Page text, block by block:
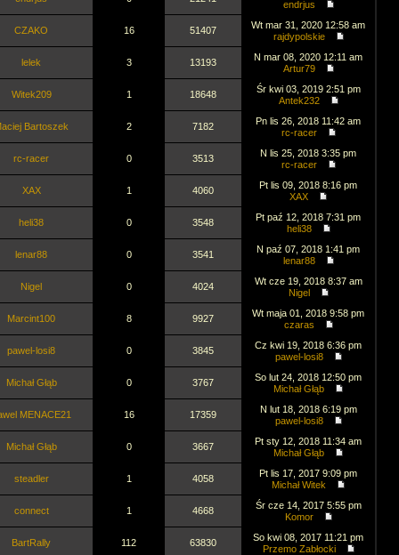
endrjus
CZAKO 16 51407
Wt mar 31, 2020 12:58 am
rajdypolskie
lelek 3 13193
N mar 08, 2020 12:11 am
Artur79
Witek209 1 18648
Śr kwi 03, 2019 2:51 pm
Antek232
Bartoszek 2 7182
Pn lis 26, 2018 11:42 am
rc-racer
rc-racer 0 3513
N lis 25, 2018 3:35 pm
rc-racer
XAX 1 4060
Pt lis 09, 2018 8:16 pm
XAX
heli38 0 3548
Pt paź 12, 2018 7:31 pm
heli38
lenar88 0 3541
N paź 07, 2018 1:41 pm
lenar88
Nigel 0 4024
Wt cze 19, 2018 8:37 am
Nigel
Marcint100 8 9927
Wt maja 01, 2018 9:58 pm
czaras
pawel-losi8 0 3845
Cz kwi 19, 2018 6:36 pm
pawel-losi8
Michał Głąb 0 3767
So lut 24, 2018 12:50 pm
Michał Głąb
MENACE21 16 17359
N lut 18, 2018 6:19 pm
pawel-losi8
Michał Głąb 0 3667
Pt sty 12, 2018 11:34 am
Michał Głąb
steadler 1 4058
Pt lis 17, 2017 9:09 pm
Michał Witek
connect 1 4668
Śr cze 14, 2017 5:55 pm
Komor
BartRally 112 63830
So kwi 08, 2017 11:21 pm
Przemo Zabłocki